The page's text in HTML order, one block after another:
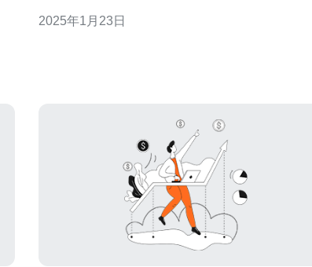
2025年1月23日